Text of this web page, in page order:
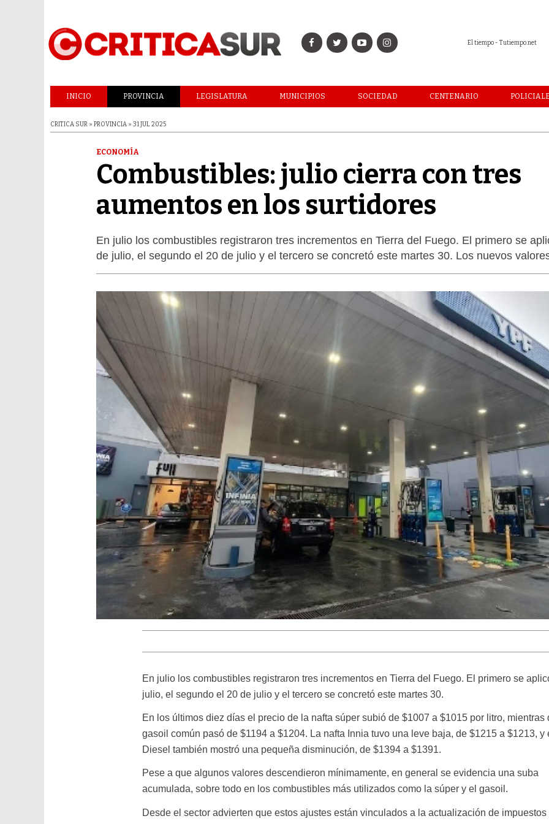
El tiempo - Tutiempo.net
INICIO PROVINCIA LEGISLATURA MUNICIPIOS SOCIEDAD CENTENARIO
CRITICA SUR » PROVINCIA » 31 JUL 2025
ECONOMÍA
Combustibles: julio cierra con tres
aumentos en los surtidores
En julio los combustibles registraron tres incrementos en Tierra del Fuego. El primero se
de julio, el segundo el 20 de julio y el tercero se concretó este martes 30. Los nuevos
En julio los combustibles registraron tres incrementos en Tierra del Fuego. El primero se
julio, el segundo el 20 de julio y el tercero se concretó este martes 30.
En los últimos diez días el precio de la nafta súper subió de $1007 a $1015 por litro, mientras
gasoil común pasó de $1194 a $1204. La nafta Innia tuvo una leve baja, de $1215 a $1213, y
Diesel también mostró una pequeña disminución, de $1394 a $1391.
Pese a que algunos valores descendieron mínimamente, en general se evidencia una suba
acumulada, sobre todo en los combustibles más utilizados como la súper y el gasoil.
Desde el sector advierten que estos ajustes están vinculados a la actualización de impuestos
LAGARTIJA MAGALLÁNICA, EL